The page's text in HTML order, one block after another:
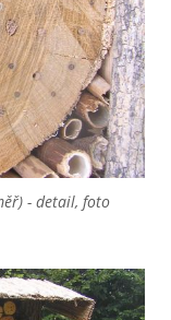
- detail, foto